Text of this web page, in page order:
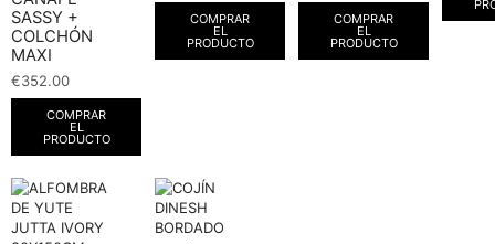
SASSY +
COLCHÓN
MAXI
€352.00
COMPRAR
EL
PRODUCTO
COMPRAR
EL
PRODUCTO
COMPRAR
EL
PRODUCTO